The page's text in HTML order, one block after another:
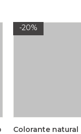
-20%
Colorante natural